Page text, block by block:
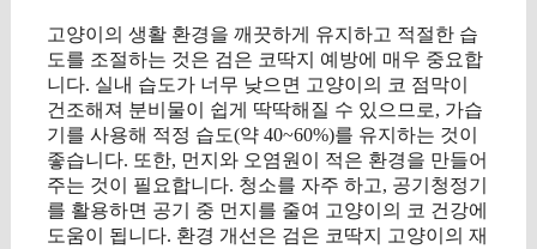
고양이의 생활 환경을 깨끗하게 유지하고 적절한 습
도를 조절하는 것은 검은 코딱지 예방에 매우 중요합
니다. 실내 습도가 너무 낮으면 고양이의 코 점막이
건조해져 분비물이 쉽게 딱딱해질 수 있으므로, 가습
기를 사용해 적정 습도(약 40~60%)를 유지하는 것이
좋습니다. 또한, 먼지와 오염원이 적은 환경을 만들어
주는 것이 필요합니다. 청소를 자주 하고, 공기청정기
를 활용하면 공기 중 먼지를 줄여 고양이의 코 건강에
도움이 됩니다. 환경 개선은 검은 코딱지 고양이의 재